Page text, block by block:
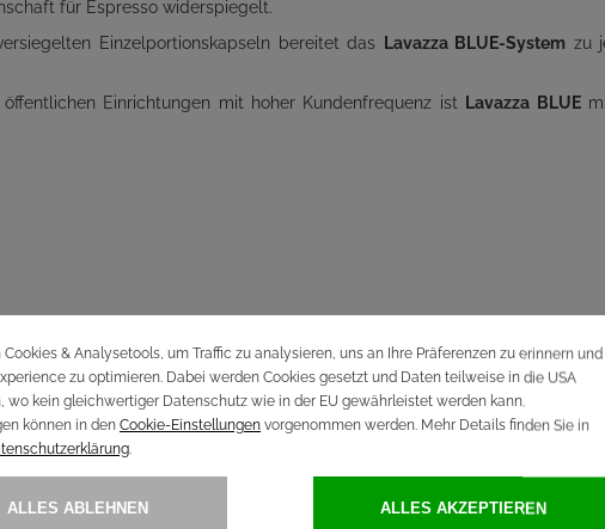
für Espresso widerspiegelt.
Einzelportionskapseln bereitet das
Lavazza BLUE-System zu
Einrichtungen mit hoher Kundenfrequenz ist
Lavazza BLUE